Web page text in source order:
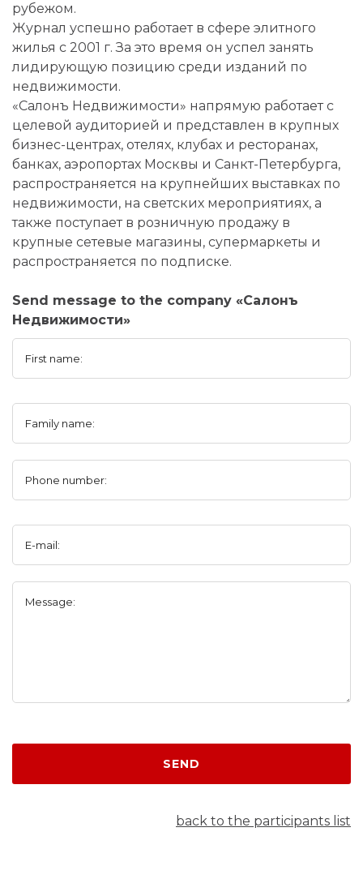
рубежом.
Журнал успешно работает в сфере элитного
жилья с 2001 г. За это время он успел занять
лидирующую позицию среди изданий по
недвижимости.
«Салонъ Недвижимости» напрямую работает с
целевой аудиторией и представлен в крупных
бизнес-центрах, отелях, клубах и ресторанах,
банках, аэропортах Москвы и Санкт-Петербурга,
распространяется на крупнейших выставках по
недвижимости, на светских мероприятиях, а
также поступает в розничную продажу в
крупные сетевые магазины, супермаркеты и
распространяется по подписке.
Send message to the company «Салонъ
Недвижимости»
First name:
Family name:
Phone number:
E-mail:
Message:
SEND
back to the participants list